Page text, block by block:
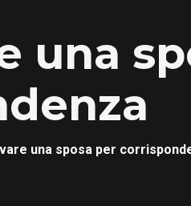
una
una sposa per